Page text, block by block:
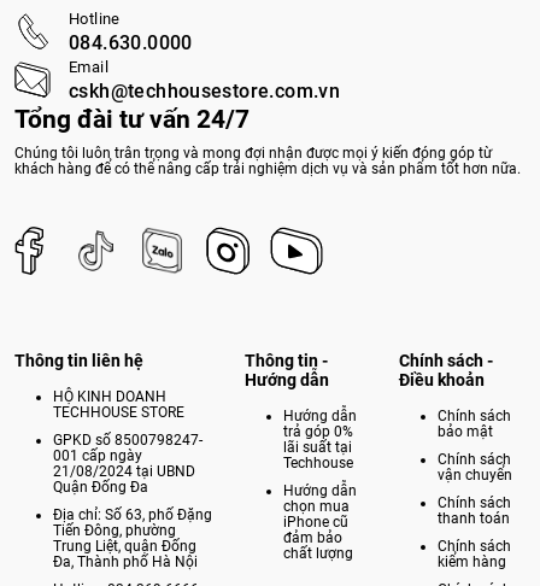
Tổng đài tư vấn 24/7
Chúng tôi luôn trân trọng và mong đợi nhận được mọi ý kiến đóng góp từ
khách hàng để có thể nâng cấp trải nghiệm dịch vụ và sản phẩm tốt hơn nữa.
Hotline
084.630.0000
Email
cskh@techhousestore.com.vn
Thông tin liên hệ
HỘ KINH DOANH
TECHHOUSE STORE
GPKD số 8500798247-
001 cấp ngày
21/08/2024 tại UBND
Quận Đống Đa
Địa chỉ: Số 63, phố Đặng
Tiến Đông, phường
Trung Liệt, quận Đống
Đa, Thành phố Hà Nội
Thông tin -
Hướng dẫn
Hướng dẫn
trả góp 0%
lãi suất tại
Techhouse
Hướng dẫn
chọn mua
iPhone cũ
đảm bảo
chất lượng
Chính sách -
Điều khoản
Chính sách
bảo mật
Chính sách
vận chuyển
Chính sách
thanh toán
Chính sách
kiểm hàng